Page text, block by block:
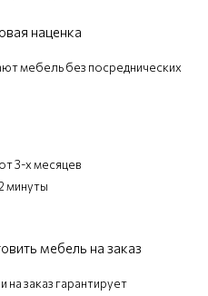
наценка
мебель без посреднических
3-х месяцев
минуты
мебель на заказ
заказ гарантирует